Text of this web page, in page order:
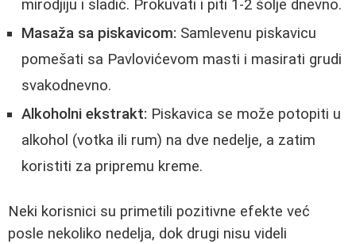
mirodjiju i sladić. Prokuvati i piti 1-2 šolje dnevno.
Masaža sa piskavicom: Samlevenu piskavicu
pomešati sa Pavlovićevom masti i masirati grudi
svakodnevno.
Alkoholni ekstrakt: Piskavica se može potopiti u
alkohol (votka ili rum) na dve nedelje, a zatim
koristiti za pripremu kreme.
Neki korisnici su primetili pozitivne efekte već
posle nekoliko nedelja, dok drugi nisu videli